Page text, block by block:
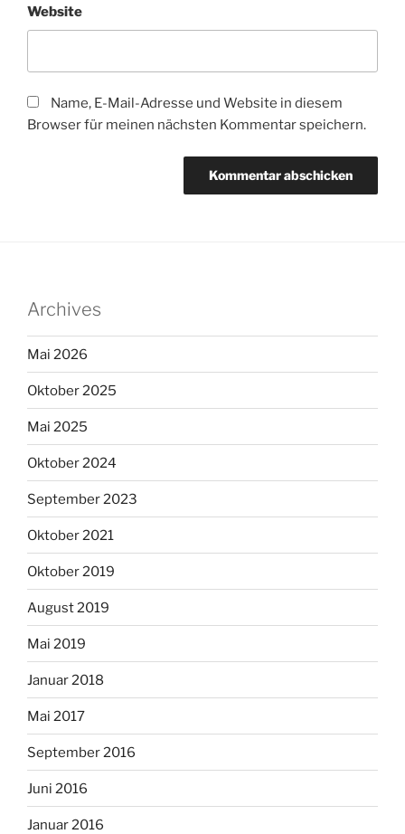
Website
Name, E-Mail-Adresse und Website in diesem
Browser für meinen nächsten Kommentar speichern.
Archives
Mai 2026
Oktober 2025
Mai 2025
Oktober 2024
September 2023
Oktober 2021
Oktober 2019
August 2019
Mai 2019
Januar 2018
Mai 2017
September 2016
Juni 2016
Januar 2016